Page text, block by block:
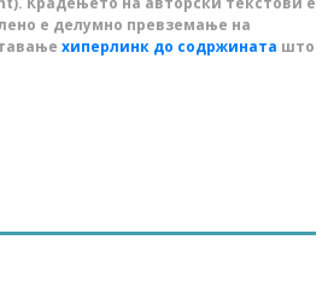
е делумно превземање на
хиперлинк до содржината што